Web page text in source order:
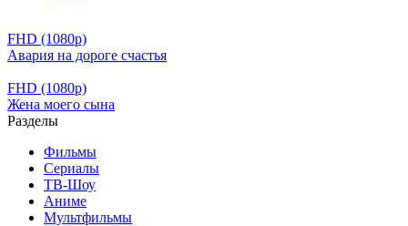
FHD (1080p)
Авария на дороге счастья
FHD (1080p)
Жена моего сына
Разделы
Фильмы
Сериалы
ТВ-Шоу
Аниме
Мультфильмы